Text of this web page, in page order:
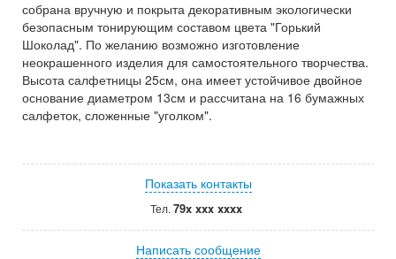
собрана вручную и покрыта декоративным экологически
безопасным тонирующим составом цвета "Горький
Шоколад". По желанию возможно изготовление
неокрашенного изделия для самостоятельного творчества.
Высота салфетницы 25см, она имеет устойчивое двойное
основание диаметром 13см и рассчитана на 16 бумажных
салфеток, сложенные "уголком".
Показать контакты
Тел. 79x xxx xxxx
Написать сообщение